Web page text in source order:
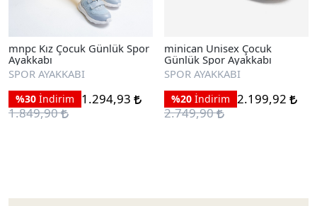
mnpc Kız Çocuk Günlük Spor
Ayakkabı
SPOR AYAKKABI
%30 İndirim
1.294,93
1.849,90
minican Unisex Çocuk
Günlük Spor Ayakkabı
SPOR AYAKKABI
%20 İndirim 2.199,92
2.749,90